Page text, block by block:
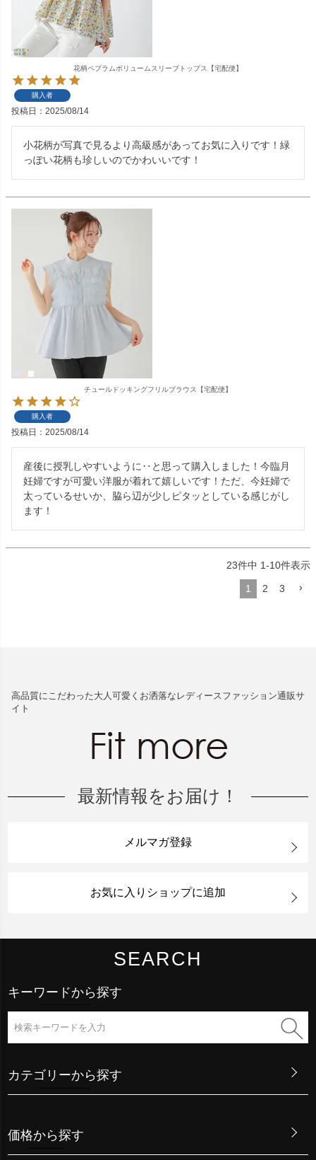
花柄ペプラムボリュームスリーブトップス【宅配便】
購入者
投稿日 2025/08/14
小花柄が写真で見るより高級感があってお気に入りです！緑
っぽい花柄も珍しいのでかわいいです！
チュールドッキングフリルブラウス【宅配便】
購入者
投稿日 2025/08/14
産後に授乳しやすいように‥と思って購入しました！今臨月
妊婦ですが可愛い洋服が着れて嬉しいです！ただ、今妊婦で
太っているせいか、脇ら辺が少しピタッとしている感じがし
ます！
23件中 1-10件表示
1 2 3
高品質にこだわった大人可愛くお洒落なレディースファッション通販サ
イト
最新情報をお届け！
メルマガ登録
お気に入りショップに追加
SEARCH
キーワードから探す
カテゴリーから探す
価格から探す